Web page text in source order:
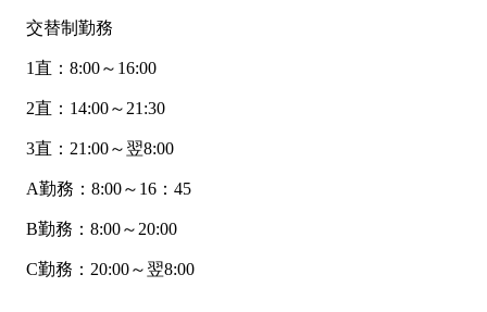
交替制勤務
1直：8:00～16:00
2直：14:00～21:30
3直：21:00～翌8:00
A勤務：8:00～16：45
B勤務：8:00～20:00
C勤務：20:00～翌8:00